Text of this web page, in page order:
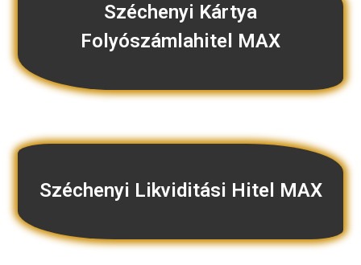
Széchenyi Kártya
Folyószámlahitel MAX
Széchenyi Likviditási Hitel MAX